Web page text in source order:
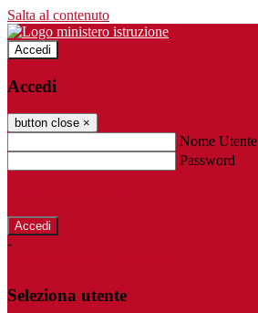
Salta al contenuto
Accedi
Accedi
button close ×
Nome Utente
Password
-
Seleziona utente